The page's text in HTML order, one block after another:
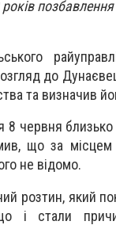
позбавлення
до
та визначив
8 червня
що за
не відомо.
розтин, який
і стали